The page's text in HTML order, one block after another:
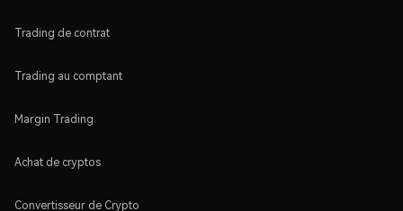
Trading de contrat
Trading au comptant
Margin Trading
Achat de cryptos
Convertisseur de Crypto